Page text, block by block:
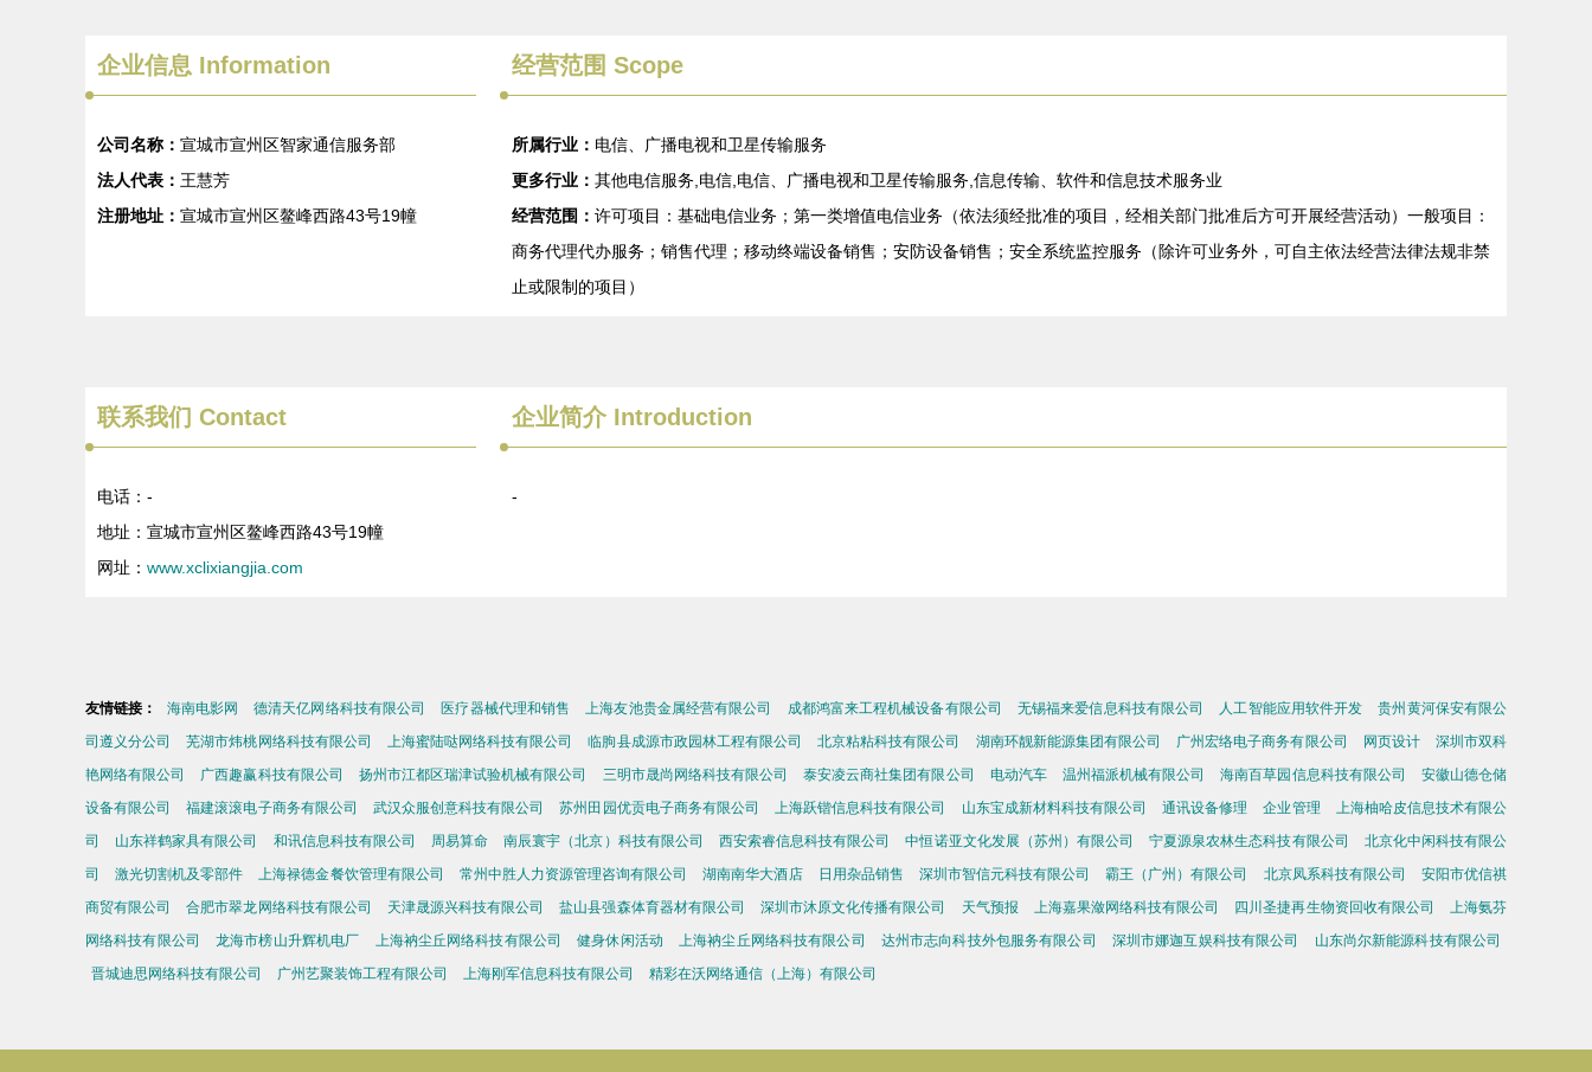
企业信息 Information
公司名称： 宣城市宣州区智家通信服务部
法人代表： 王慧芳
注册地址： 宣城市宣州区鳌峰西路43号19幢
经营范围 Scope
所属行业： 电信、广播电视和卫星传输服务
更多行业： 其他电信服务,电信,电信、广播电视和卫星传输服务,信息传输、软件和信息技术服务业
经营范围： 许可项目：基础电信业务；第一类增值电信业务（依法须经批准的项目，经相关部门批准后方可开展经营活动）一般项目：
商务代理代办服务；销售代理；移动终端设备销售；安防设备销售；安全系统监控服务（除许可业务外，可自主依法经营法律法规非禁
止或限制的项目）
联系我们 Contact
电话：-
地址：宣城市宣州区鳌峰西路43号19幢
网址： www.xclixiangjia.com
企业简介Introduction
-
友情链接： 海南电影网 德清天亿网络科技有限公司 医疗器械代理和销售 上海友池贵金属经营有限公司 成都鸿富来工程机械设备有限公司 无锡福来爱信息科技有限公司 人工智能应用软件开发
贵州黄河保安有限公
司遵义分公司
芜湖市炜桃网络科技有限公司 上海蜜陆哒网络科技有限公司 临朐县成源市政园林工程有限公司 北京粘粘科技有限公司 湖南环靓新能源集团有限公司 广州宏络电子商务有限公司 网页设计
深圳市双科
艳网络有限公司
广西趣赢科技有限公司 扬州市江都区瑞津试验机械有限公司 三明市晟尚网络科技有限公司 泰安凌云商社集团有限公司 电动汽车 温州福派机械有限公司 海南百草园信息科技有限公司
安徽山德仓储
设备有限公司
福建滚滚电子商务有限公司 武汉众服创意科技有限公司 苏州田园优贡电子商务有限公司 上海跃锴信息科技有限公司 山东宝成新材料科技有限公司 通讯设备修理 企业管理
上海柚哈皮信息技术有限公
司
山东祥鹤家具有限公司 和讯信息科技有限公司 周易算命 南辰寰宇（北京）科技有限公司 西安索睿信息科技有限公司 中恒诺亚文化发展（苏州）有限公司 宁夏源泉农林生态科技有限公司
北京化中闲科技有限公
司
激光切割机及零部件 上海禄德金餐饮管理有限公司 常州中胜人力资源管理咨询有限公司 湖南南华大酒店 日用杂品销售 深圳市智信元科技有限公司 霸王（广州）有限公司 北京凤系科技有限公司
安阳市优信祺
商贸有限公司
合肥市翠龙网络科技有限公司 天津晟源兴科技有限公司 盐山县强森体育器材有限公司 深圳市沐原文化传播有限公司 天气预报 上海嘉果潋网络科技有限公司 四川圣捷再生物资回收有限公司
上海氨芬
网络科技有限公司
龙海市榜山升辉机电厂 上海衲尘丘网络科技有限公司 健身休闲活动 上海衲尘丘网络科技有限公司 达州市志向科技外包服务有限公司 深圳市娜迦互娱科技有限公司
山东尚尔新能源科技有限公司
晋城迪思网络科技有限公司
广州艺聚装饰工程有限公司 上海刚军信息科技有限公司 精彩在沃网络通信（上海）有限公司